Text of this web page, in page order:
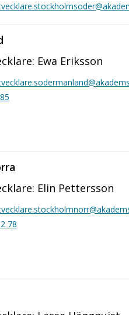
Ewa Eriksson
Elin Pettersson
78